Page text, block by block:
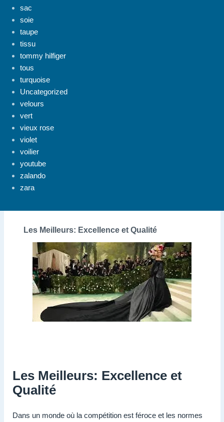
sac
soie
taupe
tissu
tommy hilfiger
tous
turquoise
Uncategorized
velours
vert
vieux rose
violet
voilier
youtube
zalando
zara
Les Meilleurs: Excellence et Qualité
Les Meilleurs: Excellence et
Qualité
Dans un monde où la compétition est féroce et les normes